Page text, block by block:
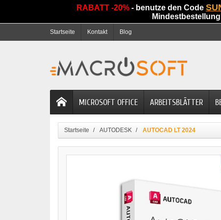
RABATT -20% - benutze den Code
Mindestbestellung
Startseite Kontakt Blog
MICROSOFT OFFICE ARBEITSBLÄTTER
Startseite AUTODESK AUTOCAD LT 2024